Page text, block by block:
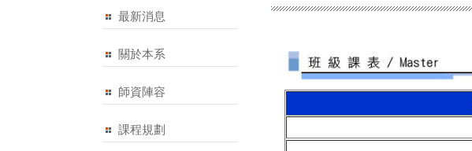
最新消息
關於本系
師資陣容
課程規劃